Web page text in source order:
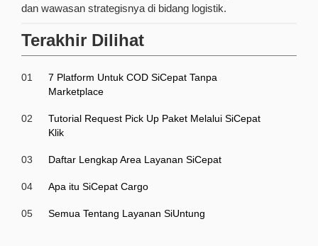
dan wawasan strategisnya di bidang logistik.
Terakhir Dilihat
01
7 Platform Untuk COD SiCepat Tanpa
Marketplace
02
Tutorial Request Pick Up Paket Melalui SiCepat
Klik
03 Daftar Lengkap Area Layanan SiCepat
04 Apa itu SiCepat Cargo
05 Semua Tentang Layanan SiUntung